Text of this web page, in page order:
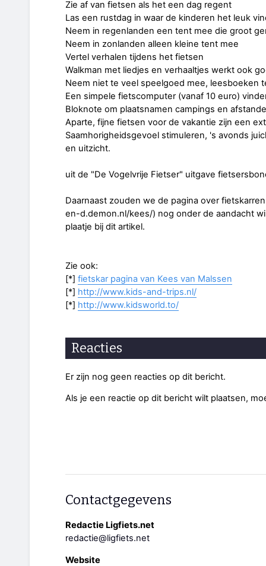
Zie af van fietsen als het een dag regent
Las een rustdag in waar de kinderen het leuk
Neem in regenlanden een tent mee die groot
Neem in zonlanden alleen kleine tent mee
Vertel verhalen tijdens het fietsen
Walkman met liedjes en verhaaltjes werkt ook
Neem niet te veel speelgoed mee, leesboeken
Een simpele fietscomputer (vanaf 10 euro)
Bloknote om plaatsnamen campings en
Aparte, fijne fietsen voor de vakantie zijn een
Saamhorigheidsgevoel stimuleren, 's avonds
en uitzicht.
uit de "De Vogelvrije Fietser" uitgave
Daarnaast zouden we de pagina over
en-d.demon.nl/kees/) nog onder de aandacht
plaatje bij dit artikel.
Zie ook:
[*] fietskar pagina van Kees van Malssen
[*] http://www.kids-and-trips.nl/
[*] http://www.kidsworld.to/
Reacties
Er zijn nog geen reacties op dit bericht.
Als je een reactie op dit bericht wilt plaatsen,
Contactgegevens
Redactie Ligfiets.net
redactie@ligfiets.net
Website